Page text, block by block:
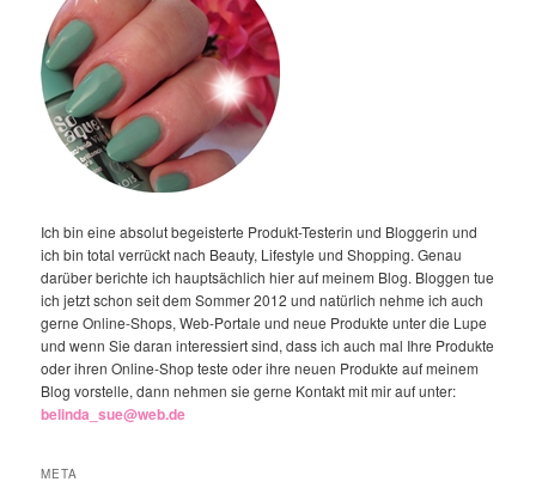
Ich bin eine absolut begeisterte Produkt-Testerin und Bloggerin und
ich bin total verrückt nach Beauty, Lifestyle und Shopping. Genau
darüber berichte ich hauptsächlich hier auf meinem Blog. Bloggen tue
ich jetzt schon seit dem Sommer 2012 und natürlich nehme ich auch
gerne Online-Shops, Web-Portale und neue Produkte unter die Lupe
und wenn Sie daran interessiert sind, dass ich auch mal Ihre Produkte
oder ihren Online-Shop teste oder ihre neuen Produkte auf meinem
Blog vorstelle, dann nehmen sie gerne Kontakt mit mir auf unter:
belinda_sue@web.de
META